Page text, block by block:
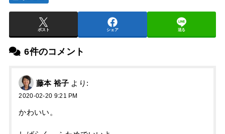
ポスト シェア 送る
6件のコメント
藤本 裕子 より:
2020-02-20 9:21 PM
かわいい。